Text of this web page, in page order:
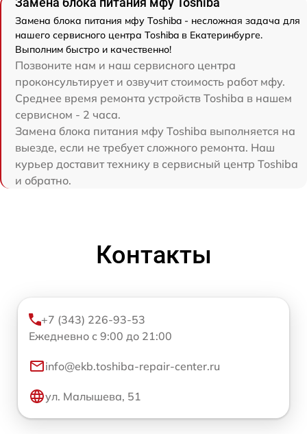
Замена блока питания мфу Toshiba - несложная задача для
нашего сервисного центра Toshiba в Екатеринбурге.
Выполним быстро и качественно!
Позвоните нам и наш сервисного центра
проконсультирует и озвучит стоимость работ мфу.
Среднее время ремонта устройств Toshiba в нашем
сервисном - 2 часа.
Замена блока питания мфу Toshiba выполняется на
выезде, если не требует сложного ремонта. Наш
курьер доставит технику в сервисный центр Toshiba
и обратно.
Контакты
+7 (343) 226-93-53
Ежедневно с 9:00 до 21:00
info@ekb.toshiba-repair-center.ru
ул. Малышева, 51